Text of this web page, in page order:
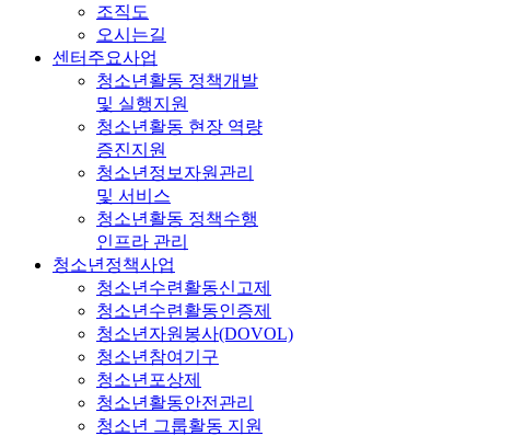
조직도
오시는길
센터주요사업
청소년활동 정책개발
및 실행지원
청소년활동 현장 역량
증진지원
청소년정보자원관리
및 서비스
청소년활동 정책수행
인프라 관리
청소년정책사업
청소년수련활동신고제
청소년수련활동인증제
청소년자원봉사(DOVOL)
청소년참여기구
청소년포상제
청소년활동안전관리
청소년 그룹활동 지원